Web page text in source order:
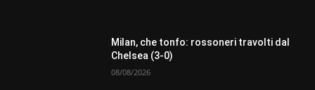
Milan, che tonfo: rossoneri travolti dal
Chelsea (3-0)
08/08/2026